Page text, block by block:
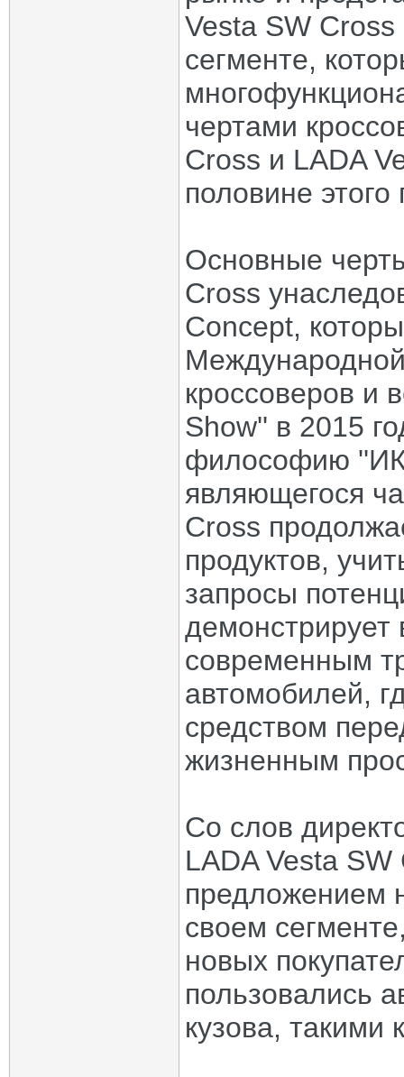
Vesta SW
сегменте,
чертами
Cross и LADA
половине этого
Основные
Cross
Concept,
кроссоверов и
Show'' в 2015
философию
являющегося
Cross
продуктов,
запросы
демонстрирует
современным
автомобилей,
средством
жизненным
Со слов
LADA Vesta
предложением
своем
новых
пользовались
кузова, такими